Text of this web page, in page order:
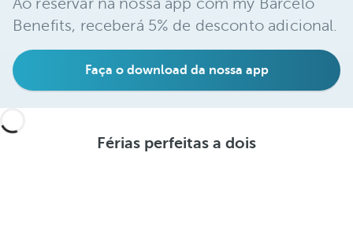
Benefits, receberá 5% de desconto adicional.
Faça o download da nossa app
Férias perfeitas a dois